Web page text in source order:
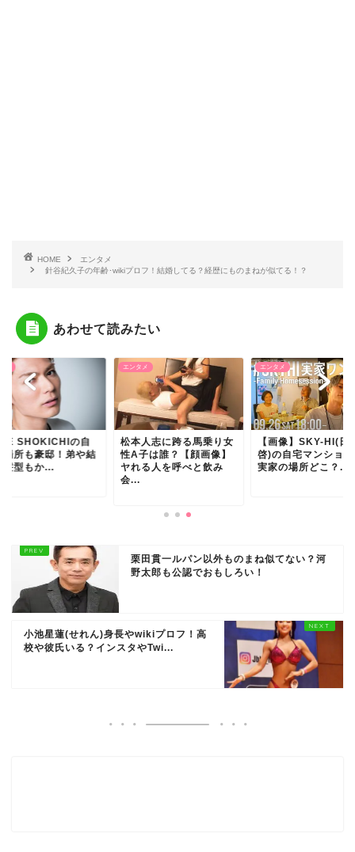
HOME
エンタメ
針谷紀久子の年齢･wikiプロフ！結婚してる？経歴にものまねが似てる！？
あわせて読みたい
SHOKICHIの自
場所も豪邸！弟や結
髪型もか...
エンタメ
松本人志に跨る馬乗り女
性A子は誰？【顔画像】
ヤれる人を呼べと飲み
会...
エンタメ
【画像】SKY-HI(日
啓)の自宅マンショ
実家の場所どこ？...
栗田貫一ルパン以外ものまね似てない？河
野太郎も公認でおもしろい！
小池星蓮(せれん)身長やwikiプロフ！高
校や彼氏いる？インスタやTwi...